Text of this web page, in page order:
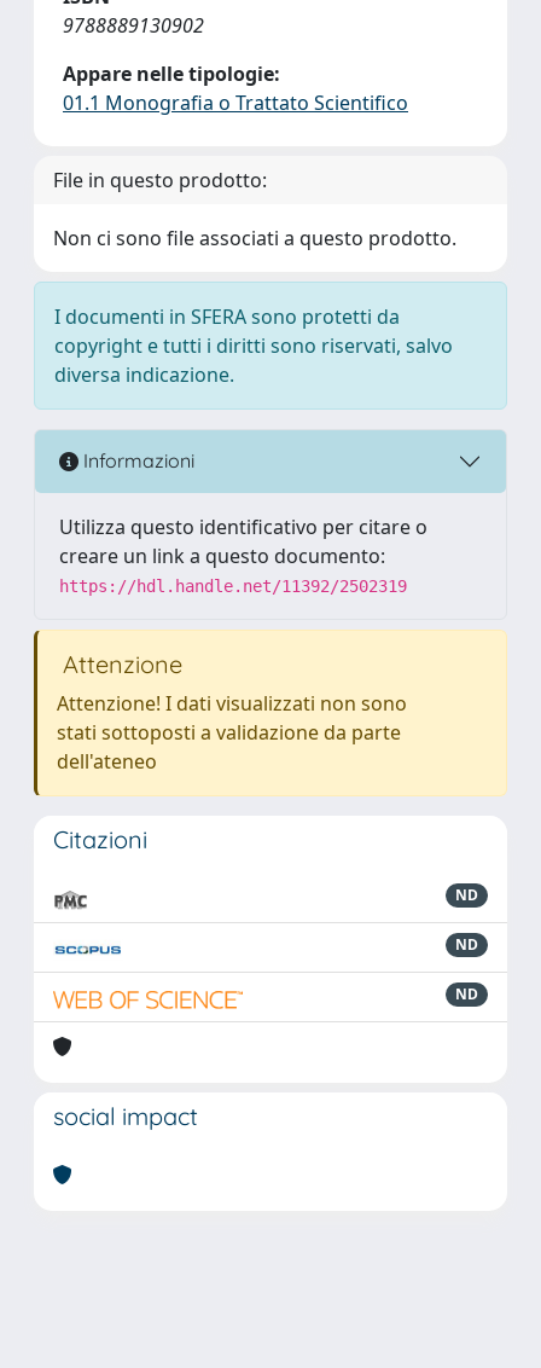
9788889130902
Appare nelle tipologie:
01.1 Monografia o Trattato Scientifico
File in questo prodotto:
Non ci sono file associati a questo prodotto.
I documenti in SFERA sono protetti da
copyright e tutti i diritti sono riservati, salvo
diversa indicazione.
Informazioni
Utilizza questo identificativo per citare o
creare un link a questo documento:
https://hdl.handle.net/11392/2502319
Attenzione
Attenzione! I dati visualizzati non sono
stati sottoposti a validazione da parte
dell'ateneo
Citazioni
ND
ND
ND
social impact